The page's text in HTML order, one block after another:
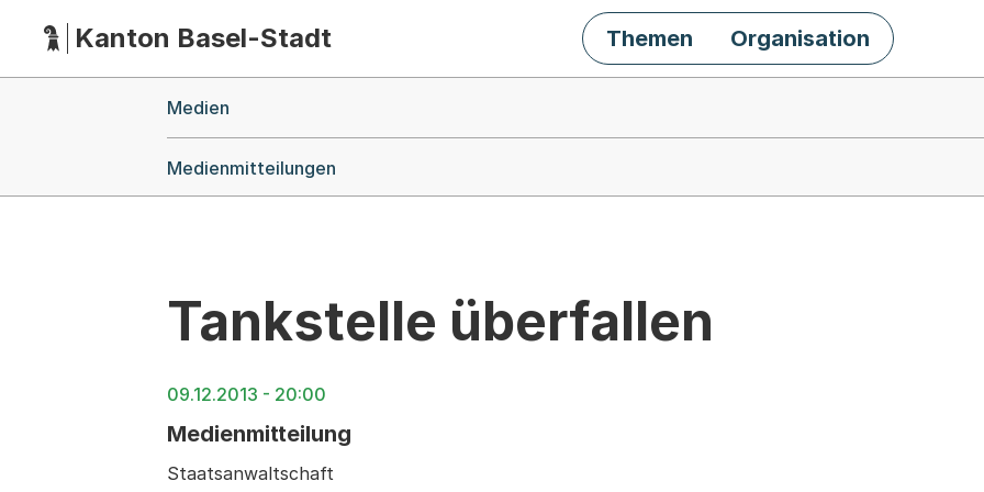
HauptnavigationKanton Basel-Stadt Themen Organisation
Medien
Medienmitteilungen
Tankstelle überfallen
09.12.2013 - 20:00
Medienmitteilung
Staatsanwaltschaft